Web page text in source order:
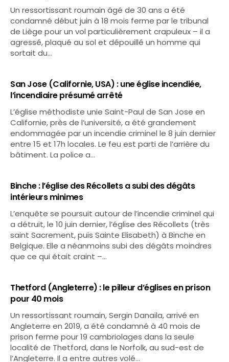
Un ressortissant roumain âgé de 30 ans a été
condamné début juin à 18 mois ferme par le tribunal
de Liège pour un vol particulièrement crapuleux – il a
agressé, plaqué au sol et dépouillé un homme qui
sortait du…
San Jose (Californie, USA) : une église incendiée,
l’incendiaire présumé arrêté
L’église méthodiste unie Saint-Paul de San Jose en
Californie, près de l’université, a été grandement
endommagée par un incendie criminel le 8 juin dernier
entre 15 et 17h locales. Le feu est parti de l’arrière du
bâtiment. La police a…
Binche : l’église des Récollets a subi des dégâts
intérieurs minimes
L’enquête se poursuit autour de l’incendie criminel qui
a détruit, le 10 juin dernier, l’église des Récollets (très
saint Sacrement, puis Sainte Elisabeth) à Binche en
Belgique. Elle a néanmoins subi des dégâts moindres
que ce qui était craint –…
Thetford (Angleterre) : le pilleur d’églises en prison
pour 40 mois
Un ressortissant roumain, Sergin Danaila, arrivé en
Angleterre en 2019, a été condamné à 40 mois de
prison ferme pour 19 cambriolages dans la seule
localité de Thetford, dans le Norfolk, au sud-est de
l’Angleterre. Il a entre autres volé…